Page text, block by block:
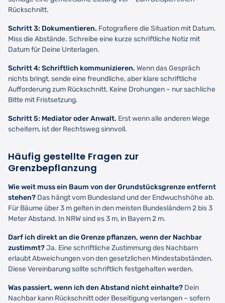
Rückschnitt.
Schritt 3: Dokumentieren. Fotografiere die Situation mit Datum.
Miss die Abstände. Schreibe eine kurze schriftliche Notiz mit
Datum für Deine Unterlagen.
Schritt 4: Schriftlich kommunizieren. Wenn das Gespräch
nichts bringt, sende eine freundliche, aber klare schriftliche
Aufforderung zum Rückschnitt. Keine Drohungen – nur sachliche
Bitte mit Fristsetzung.
Schritt 5: Mediator oder Anwalt. Erst wenn alle anderen Wege
scheitern, ist der Rechtsweg sinnvoll.
Häufig gestellte Fragen zur
Grenzbepflanzung
Wie weit muss ein Baum von der Grundstücksgrenze entfernt
stehen? Das hängt vom Bundesland und der Endwuchshöhe ab.
Für Bäume über 3 m gelten in den meisten Bundesländern 2 bis 3
Meter Abstand. In NRW sind es 3 m, in Bayern 2 m.
Darf ich direkt an die Grenze pflanzen, wenn der Nachbar
zustimmt?Ja. Eine schriftliche Zustimmung des Nachbarn
erlaubt Abweichungen von den gesetzlichen Mindestabständen.
Diese Vereinbarung sollte schriftlich festgehalten werden.
Was passiert, wenn ich den Abstand nicht einhalte? Dein
Nachbar kann Rückschnitt oder Beseitigung verlangen – sofern